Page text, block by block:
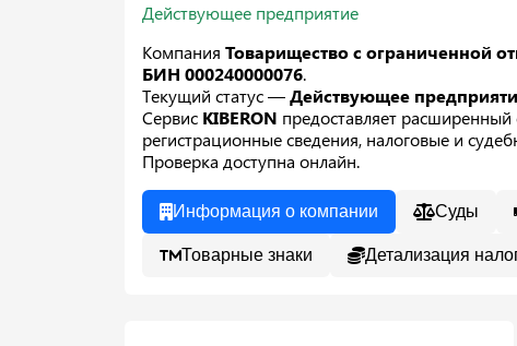
Действующее предприятие
Компания Товарищество с ограниченной
БИН 000240000076.
Текущий статус —Действующее
Сервис KIBERON предоставляет
регистрационные сведения, налоговые и
Проверка доступна онлайн.
Информация о компании Суды
Товарные знаки Детализация